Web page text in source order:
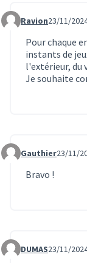
Commentaire 1292
Ravion23/11/
Pour chaque
instants de
l'extérieur, du
Je souhaite
Commentaire 1293
Gauthier23/11/
Bravo !
Commentaire 1294
DUMAS23/11/